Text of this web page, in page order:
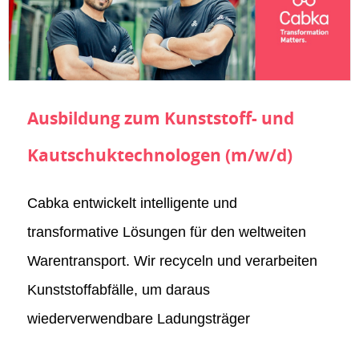
Ausbildung zum Kunststoff- und
Kautschuktechnologen (m/w/d)
Cabka entwickelt intelligente und
transformative Lösungen für den weltweiten
Warentransport. Wir recyceln und verarbeiten
Kunststoffabfälle, um daraus
wiederverwendbare Ladungsträger